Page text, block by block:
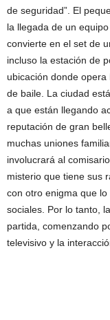
de seguridad”. El
la llegada de un
convierte en el set de
incluso la estación de
ubicación donde
de baile. La ciudad
a que están llegando
reputación de gran
muchas uniones
involucrará al
misterio que tiene sus
con otro enigma que
sociales. Por lo tanto,
partida, comenzando
televisivo y la